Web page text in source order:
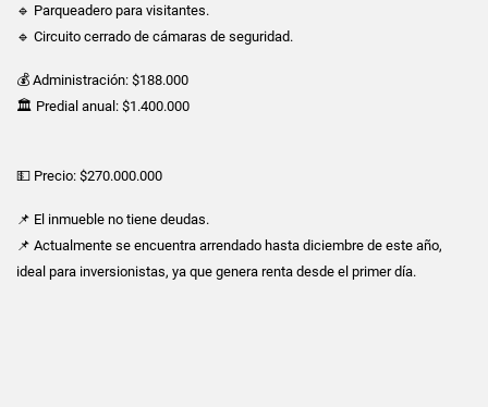
🔹 Parqueadero para visitantes.
🔹 Circuito cerrado de cámaras de seguridad.
💰 Administración: $188.000
🏛️ Predial anual: $1.400.000
💵 Precio: $270.000.000
📌 El inmueble no tiene deudas.
📌 Actualmente se encuentra arrendado hasta diciembre de este año,
ideal para inversionistas, ya que genera renta desde el primer día.